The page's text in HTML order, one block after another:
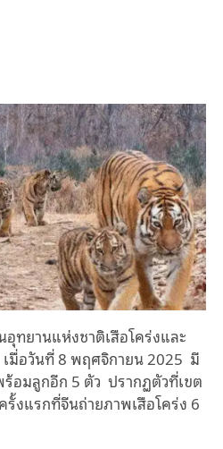
อุทยานแห่งชาติเสือโคร่งและ
เมื่อวันที่ 8 พฤศจิกายน 2025 มี
ร้อมลูกอีก 5 ตัว ปรากฏตัวที่เขต
งแรกที่จีนถ่ายภาพเสือโคร่ง 6